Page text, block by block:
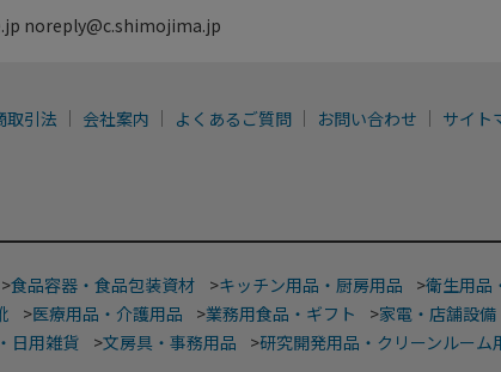
noreply@c.shimojima.jp
取引法 会社案内 よくあるご質問 お問い合わせ サイト
>食品容器・食品包装資材 >キッチン用品・厨房用品 >衛生用品
>医療用品・介護用品 >業務用食品・ギフト >家電・店舗設備
日用雑貨 >文房具・事務用品 >研究開発用品・クリーンルーム